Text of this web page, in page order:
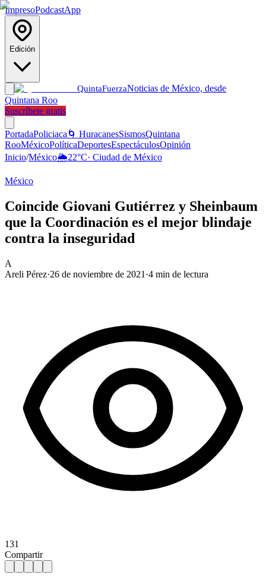
ImpresoPodcastApp
Edición
QuintaFuerzaNoticias de México, desde
Quintana Roo
Suscríbete gratis
PortadaPoliciaca 🌀 HuracanesSismosQuintana
RooMéxicoPolíticaDeportesEspectáculosOpinión
Inicio/México🌦️22°C· Ciudad de México
México
Coincide Giovani Gutiérrez y Sheinbaum
que la Coordinación es el mejor blindaje
contra la inseguridad
A
Areli Pérez·26 de noviembre de 2021 ·4 min de lectura
131
Compartir